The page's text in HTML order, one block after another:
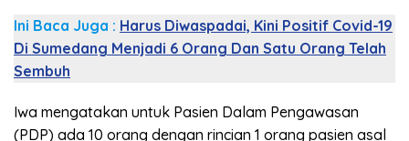
Ini Baca Juga : Harus Diwaspadai, Kini Positif Covid-19
Di Sumedang Menjadi 6 Orang Dan Satu Orang Telah
Sembuh
Iwa mengatakan untuk Pasien Dalam Pengawasan
(PDP) ada 10 orang dengan rincian 1 orang pasien asal